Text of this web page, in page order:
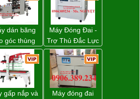
dán băng
góc thùng
giá tốt
Đồng Nai
Máy Đóng Đai -
Trợ Thủ Đắc Lực
Cho Mọi Doanh
Nghiệp Trong
Khâu Đóng Gói
gấp nắp và
Máy đóng đai